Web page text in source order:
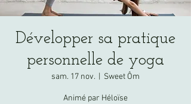
Développer sa pratique
personnelle de yoga
sam. 17 nov. Sweet Ôm
Animé par Héloïse